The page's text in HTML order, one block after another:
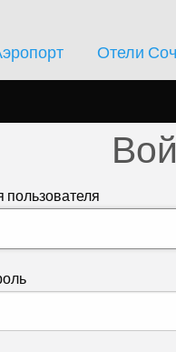
Отели
пользователя